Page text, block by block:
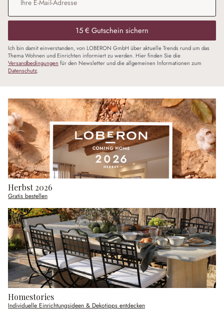
15 € Gutschein sichern
Ich bin damit einverstanden, von LOBERON GmbH über aktuelle Trends rund um das
Thema Wohnen und Einrichten informiert zu werden. Hier finden Sie die
Versandbedingungen für den Newsletter und die allgemeinen Informationen zum
Datenschutz.
Herbst 2026
Gratis bestellen
Homestories
Individuelle Einrichtungsideen & Dekotipps entdecken